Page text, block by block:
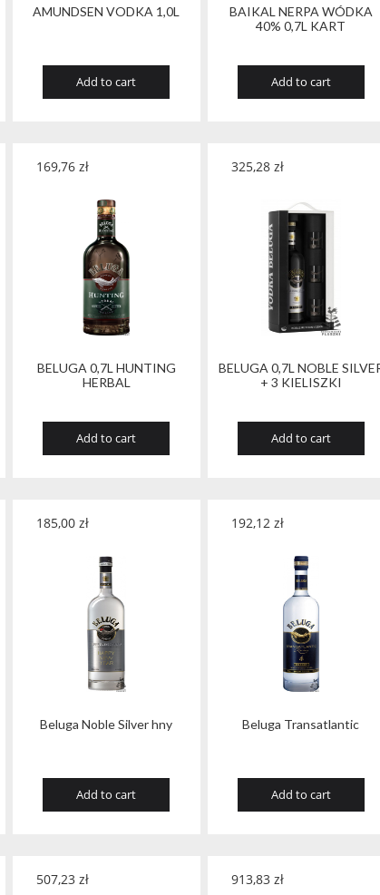
AMUNDSEN VODKA 1,0L
Add to cart
BAIKAL NERPA WÓDKA
40% 0,7L KART
Add to cart
BELUGA 0,7L HUNTING
HERBAL
169,76 zł
Add to cart
BELUGA 0,7L NOBLE
+ 3 KIELISZKI
325,28 zł
Add to cart
Beluga Noble Silver hny
185,00 zł
Add to cart
Beluga Transatlantic
192,12 zł
Add to cart
507,23 zł 913,83 zł